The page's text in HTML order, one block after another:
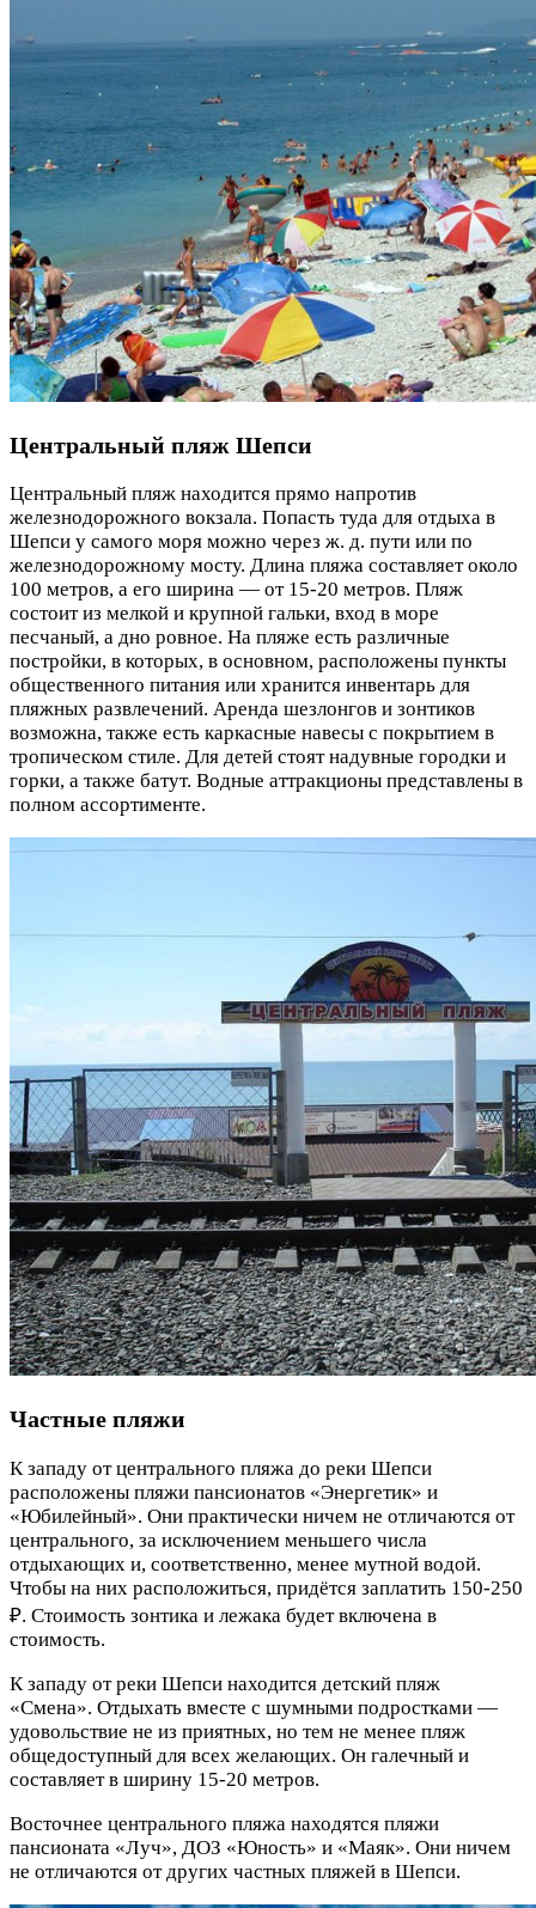
Центральный пляж Шепси
Центральный пляж находится прямо напротив
железнодорожного вокзала. Попасть туда для отдыха в
Шепси у самого моря можно через ж. д. пути или по
железнодорожному мосту. Длина пляжа составляет около
100 метров, а его ширина — от 15-20 метров. Пляж
состоит из мелкой и крупной гальки, вход в море
песчаный, а дно ровное. На пляже есть различные
постройки, в которых, в основном, расположены пункты
общественного питания или хранится инвентарь для
пляжных развлечений. Аренда шезлонгов и зонтиков
возможна, также есть каркасные навесы с покрытием в
тропическом стиле. Для детей стоят надувные городки и
горки, а также батут. Водные аттракционы представлены в
полном ассортименте.
Частные пляжи
К западу от центрального пляжа до реки Шепси
расположены пляжи пансионатов «Энергетик» и
«Юбилейный». Они практически ничем не отличаются от
центрального, за исключением меньшего числа
отдыхающих и, соответственно, менее мутной водой.
Чтобы на них расположиться, придётся заплатить 150-250
₽. Стоимость зонтика и лежака будет включена в
стоимость.
К западу от реки Шепси находится детский пляж
«Смена». Отдыхать вместе с шумными подростками —
удовольствие не из приятных, но тем не менее пляж
общедоступный для всех желающих. Он галечный и
составляет в ширину 15-20 метров.
Восточнее центрального пляжа находятся пляжи
пансионата «Луч», ДОЗ «Юность» и «Маяк». Они ничем
не отличаются от других частных пляжей в Шепси.